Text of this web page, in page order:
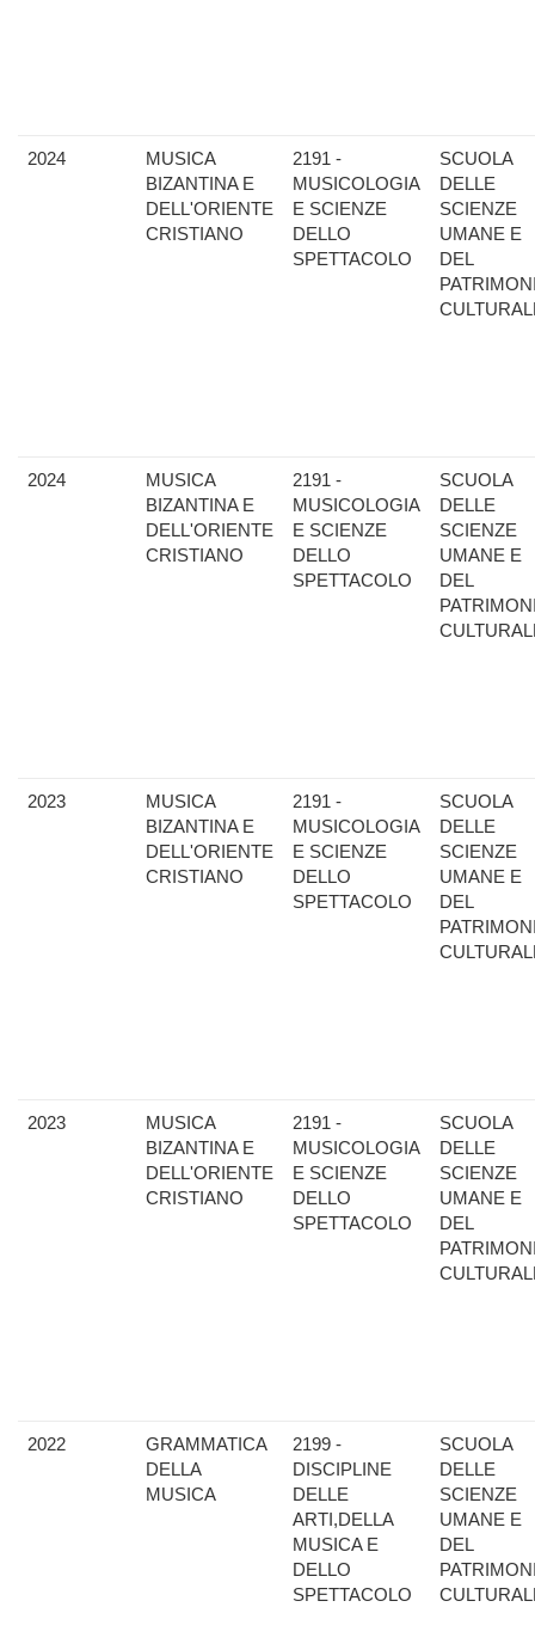
2024
MUSICA
BIZANTINA E
DELL'ORIENTE
CRISTIANO
2191 -
MUSICOLOGIA
E SCIENZE
DELLO
SPETTACOLO
SCUOLA
DELLE
SCIENZE
UMANE E
DEL
2024
MUSICA
BIZANTINA E
DELL'ORIENTE
CRISTIANO
2191 -
MUSICOLOGIA
E SCIENZE
DELLO
SPETTACOLO
SCUOLA
DELLE
SCIENZE
UMANE E
DEL
2023
MUSICA
BIZANTINA E
DELL'ORIENTE
CRISTIANO
2191 -
MUSICOLOGIA
E SCIENZE
DELLO
SPETTACOLO
SCUOLA
DELLE
SCIENZE
UMANE E
DEL
2023
MUSICA
BIZANTINA E
DELL'ORIENTE
CRISTIANO
2191 -
MUSICOLOGIA
E SCIENZE
DELLO
SPETTACOLO
SCUOLA
DELLE
SCIENZE
UMANE E
DEL
2022
GRAMMATICA
DELLA
MUSICA
2199 -
DISCIPLINE
DELLE
ARTI,DELLA
MUSICA E
DELLO
SPETTACOLO
SCUOLA
DELLE
SCIENZE
UMANE E
DEL